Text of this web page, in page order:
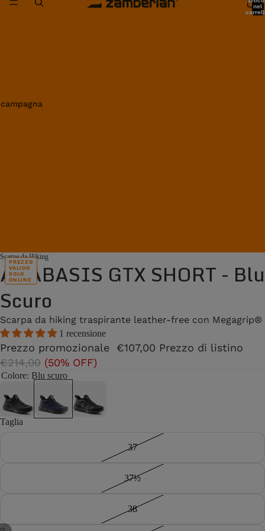
nel
PREZZO
VALIDO
SOLO
ONLINE
Scarpe da Hiking
ANABASIS GTX SHORT - Blu
Scuro
Scarpa da hiking traspirante leather-free con Megagrip®
1 recensione
Prezzo promozionale €107,00 Prezzo di listino
€214,00 (50% OFF)
Colore: Blu scuro
Taglia
37
37½
38